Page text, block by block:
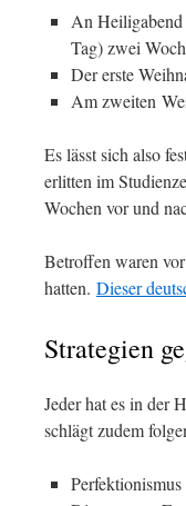
An Heiligabend
Tag) zwei
Der erste
Am zweiten
Es lässt sich also
erlitten im
Wochen vor und
Betroffen waren
hatten. Dieser
Strategien
Jeder hat es in der
schlägt zudem